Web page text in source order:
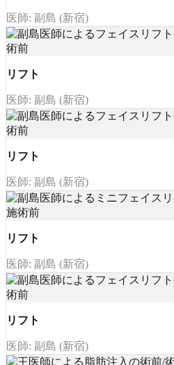
医師: 副島 (新宿)
リフト
医師: 副島 (新宿)
リフト
医師: 副島 (新宿)
リフト
医師: 副島 (新宿)
リフト
医師: 副島 (新宿)